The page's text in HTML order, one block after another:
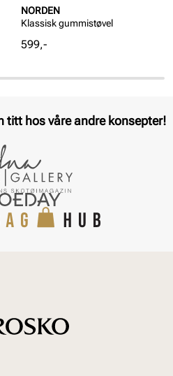
NORDEN
Klassisk gummistøvel
Pris
599,-
titt hos våre andre konsepter!